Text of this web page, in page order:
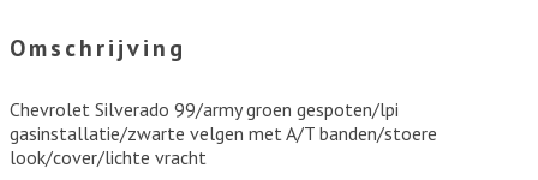
Omschrijving
Chevrolet Silverado 99/army groen gespoten/lpi
gasinstallatie/zwarte velgen met A/T banden/stoere
look/cover/lichte vracht